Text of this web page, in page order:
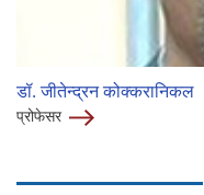
डॉ. जीतेन्द्रन कोक्करानिकल
प्रोफेसर